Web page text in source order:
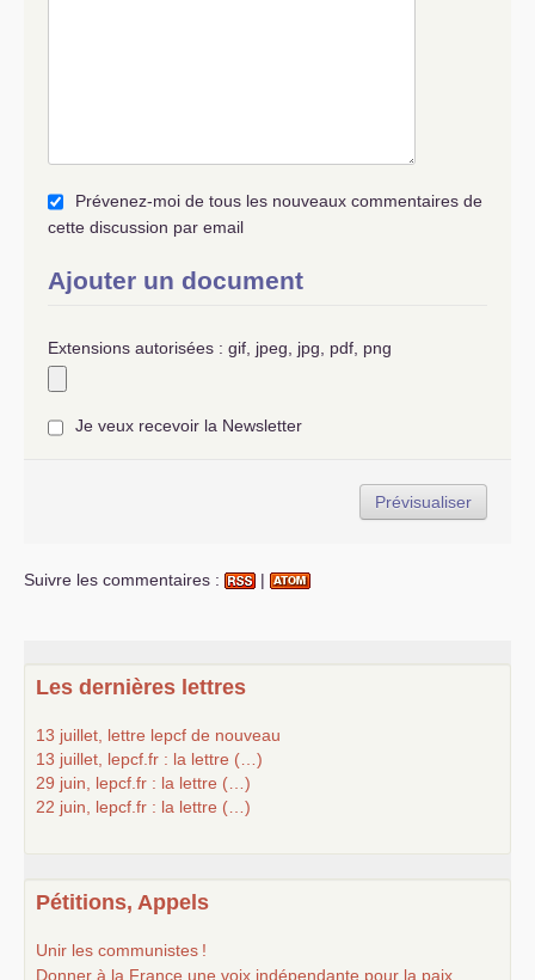
Prévenez-moi de tous les nouveaux commentaires de
cette discussion par email
Ajouter un document
Extensions autorisées : gif, jpeg, jpg, pdf, png
Je veux recevoir la Newsletter
Suivre les commentaires : |
Les dernières lettres
13 juillet, lettre lepcf de nouveau
13 juillet, lepcf.fr : la lettre (…)
29 juin, lepcf.fr : la lettre (…)
22 juin, lepcf.fr : la lettre (…)
Pétitions, Appels
Unir les communistes !
Donner à la France une voix indépendante pour la paix